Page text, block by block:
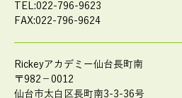
TEL:022-796-9623
FAX:022-796-9624
Rickeyアカデミー仙台長町南
〒982－0012
仙台市太白区長町南3-3-36号